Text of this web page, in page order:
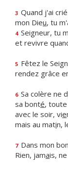
3 Quand j'ai
mon Dieu, tu
4 Seigneur, tu
et revivre
5 Fêtez le
rendez grâce
6 Sa colère ne d
sa bonté,
avec le soir, vie
mais au matin,
7 Dans mon
Rien, jamais,